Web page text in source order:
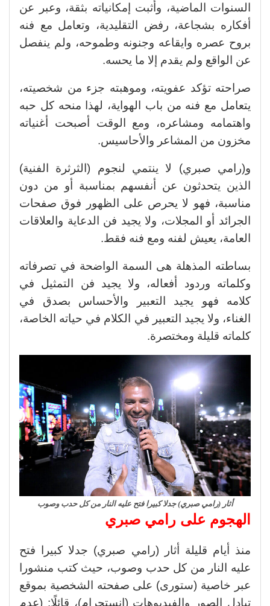
السنوات الماضية، وأثبت إمكانياته بثقة، وعبر عن
أفكاره بشجاعة، رفض التقليدية، وتعامل مع فنه
بروح عصره وايقاعه وجنونه وطموحه، ولم ينفصل
عن الواقع ولم يقدم إلا ما يحسه.
صراحته تؤكد عفويته، وموهبته جزء من شخصيته،
يتعامل مع فنه من باب الهواية، لهذا منحه كل حبه
واهتمامه ومشاعره، ومع الوقت أصبحت أغنياته
مخزون من المشاعر والأحاسيس.
و(رامي صبري) لا ينتمي لنجوم (الثرثرة الفنية)
الذين يتحدثون عن أنفسهم بمناسبة أو من دون
مناسبة، فهو لا يحرص على الظهور فوق صفحات
الجرائد أو المجلات، ولا يجيد فن الدعاية والعلاقات
العامة، يعيش لفنه ومع فنه فقط.
بساطته المذهلة هى السمة الواضحة في تصرفاته
وكلماته وردود أفعاله، ولا يجيد فن التمثيل في
كلامه فهو يجيد التعبير والأحساس بصدق في
الغناء، ولا يجيد التعبير في الكلام في حياته الخاصة،
كلماته قليلة ومختصرة.
أثار (رامي صبري) جدلا كبيرا فتح عليه النار من كل حدب وصوب
الهجوم على رامي صبري
منذ أيام قليلة أثار (رامي صبري) جدلا كبيرا فتح
عليه النار من كل حدب وصوب، حيث كتب منشورا
عبر خاصية (ستورى) على صفحته الشخصية بموقع
تبادل الصور والفيديوهات (انستجرام)، قائلًا: (عدم